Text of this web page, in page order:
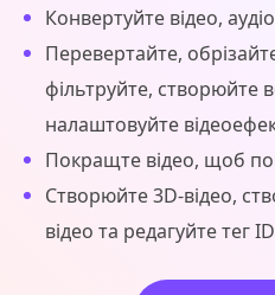
Конвертуйте відео,
Перевертайте,
фільтруйте, створюйте
налаштовуйте
Покращте відео, щоб
Створюйте 3D-відео,
відео та редагуйте тег